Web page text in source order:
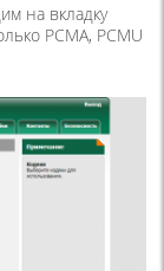
на вкладку
PCMA, PCMU